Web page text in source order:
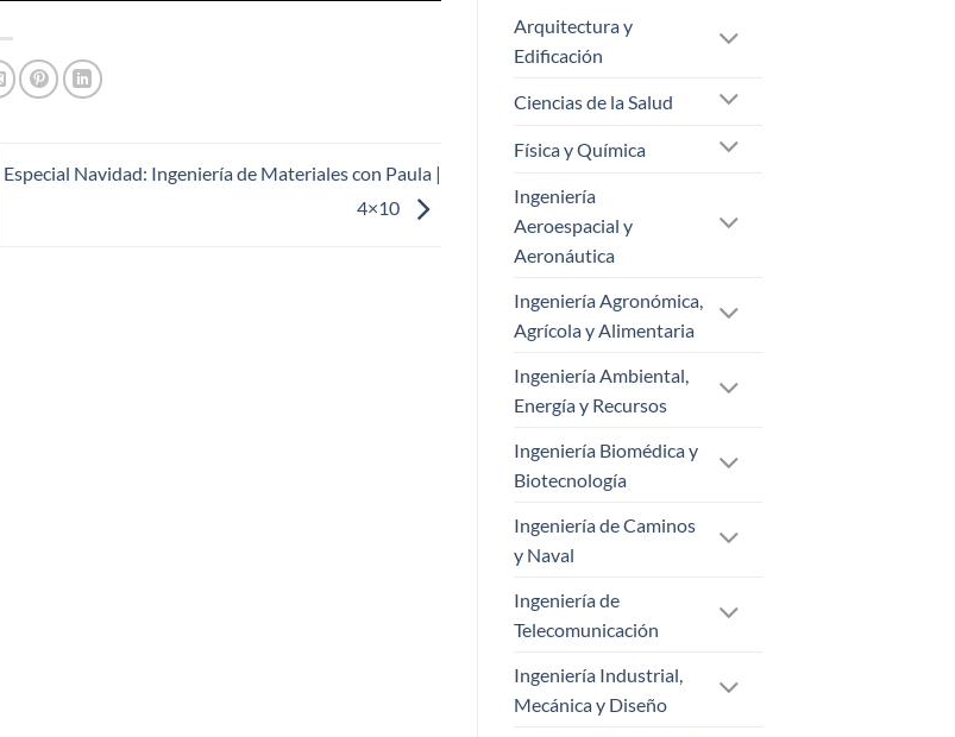
Especial Navidad: Ingeniería de Materiales con Paula |
4×10
Arquitectura y
Edificación
Ciencias de la Salud
Física y Química
Ingeniería
Aeroespacial y
Aeronáutica
Ingeniería Agronómica,
Agrícola y Alimentaria
Ingeniería Ambiental,
Energía y Recursos
Ingeniería Biomédica y
Biotecnología
Ingeniería de Caminos
y Naval
Ingeniería de
Telecomunicación
Ingeniería Industrial,
Mecánica y Diseño